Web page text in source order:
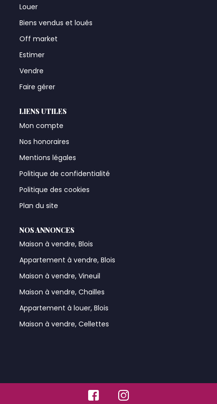
Louer
Biens vendus et loués
Off market
Estimer
Vendre
Faire gérer
LIENS UTILES
Mon compte
Nos honoraires
Mentions légales
Politique de confidentialité
Politique des cookies
Plan du site
NOS ANNONCES
Maison à vendre, Blois
Appartement à vendre, Blois
Maison à vendre, Vineuil
Maison à vendre, Chailles
Appartement à louer, Blois
Maison à vendre, Cellettes